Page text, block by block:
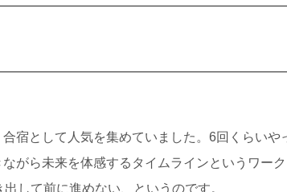
宿として人気を集めていました。6回くらいや
がら未来を体感するタイムラインというワー
して前に進めない、というのです。